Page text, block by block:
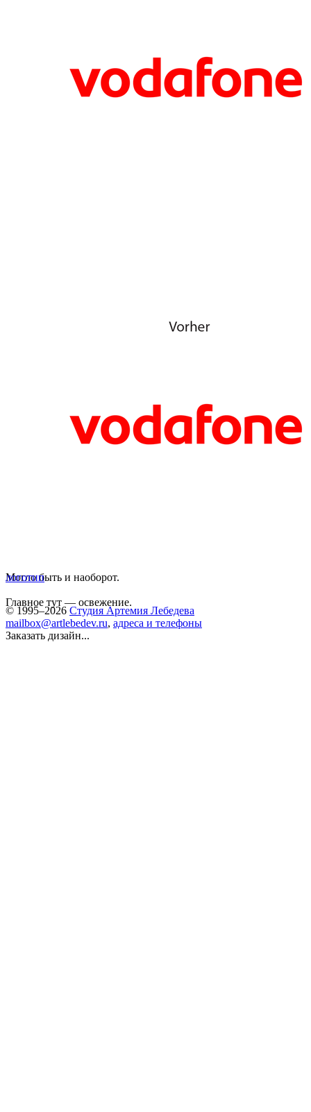
Могло быть и наоборот.
Главное тут — освежение.
логотип
© 1995–2026 Студия Артемия Лебедева
mailbox@artlebedev.ru, адреса и телефоны
Заказать дизайн...